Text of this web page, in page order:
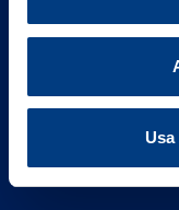
FAQ
Altre informazioni